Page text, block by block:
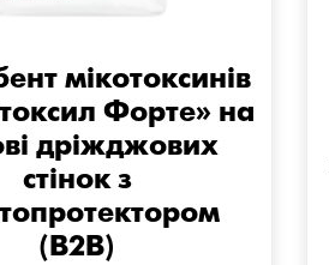
мікотоксинів
Форте» на
дріжджових
стінок з
(B2B)